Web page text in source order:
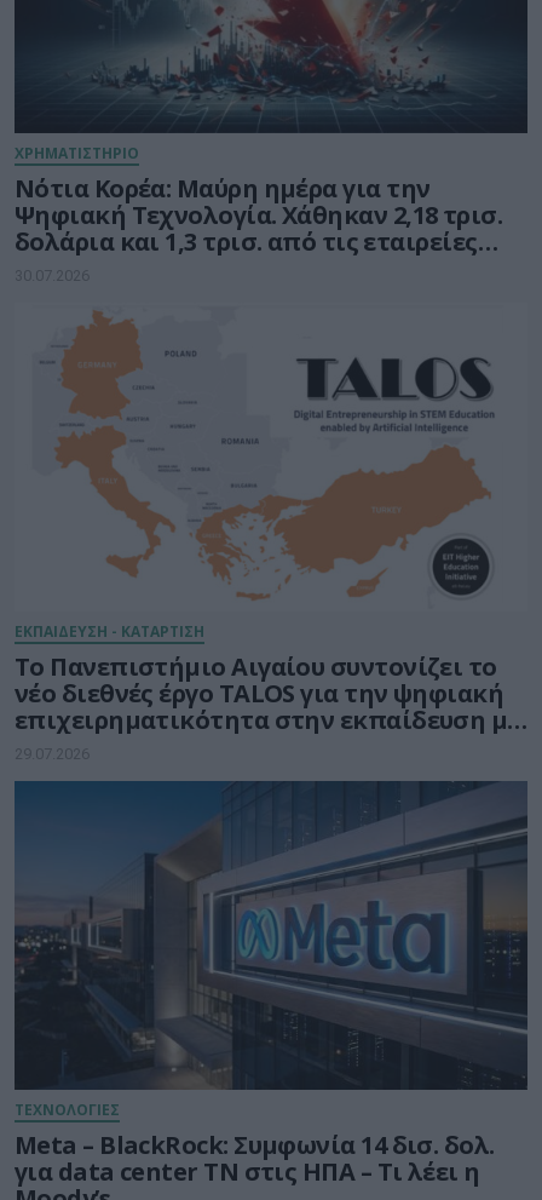
ΧΡΗΜΑΤΙΣΤΗΡΙΟ
Νότια Κορέα: Μαύρη ημέρα για την
Ψηφιακή Τεχνολογία. Χάθηκαν 2,18 τρισ.
δολάρια και 1,3 τρισ. από τις εταιρείες
ημιαγωγών
30.07.2026
ΕΚΠΑΙΔΕΥΣΗ - ΚΑΤΑΡΤΙΣΗ
Το Πανεπιστήμιο Αιγαίου συντονίζει το
νέο διεθνές έργο TALOS για την ψηφιακή
επιχειρηματικότητα στην εκπαίδευση με
τη δύναμη της Τεχνητής Νοημοσύνης
29.07.2026
ΤΕΧΝΟΛΟΓΙΕΣ
Meta – BlackRock: Συμφωνία 14 δισ. δολ.
για data center ΤΝ στις ΗΠΑ – Τι λέει η